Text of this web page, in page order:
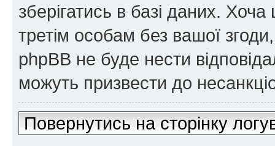
зберігатись в базі даних.
третім особам без вашої згоди,
phpBB не буде нести
можуть призвести до
Повернутись на сторінку